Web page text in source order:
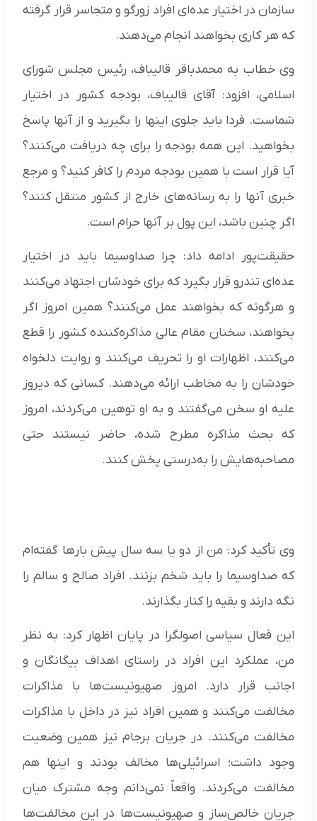
سازمان در اختیار عده‌ای افراد زورگو و متجاسر قرار گرفته
که هر کاری بخواهند انجام می‌دهند.
وی خطاب به محمدباقر قالیباف، رئیس مجلس شورای
اسلامی، افزود: آقای قالیباف، بودجه کشور در اختیار
شماست. فردا باید جلوی اینها را بگیرید و از آنها پاسخ
بخواهید. این همه بودجه را برای چه دریافت می‌کنند؟
آیا قرار است با همین بودجه مردم را کافر کنید؟ و مرجع
خبری آنها را به رسانه‌های خارج از کشور منتقل کنند؟
اگر چنین باشد، این پول بر آنها حرام است.
حقیقت‌پور ادامه داد: چرا صداوسیما باید در اختیار
عده‌ای تندرو قرار بگیرد که برای خودشان اجتهاد می‌کنند
و هرگونه که بخواهند عمل می‌کنند؟ همین امروز اگر
بخواهند، سخنان مقام عالی مذاکره‌کننده کشور را قطع
می‌کنند، اظهارات او را تحریف می‌کنند و روایت دلخواه
خودشان را به مخاطب ارائه می‌دهند. کسانی که دیروز
علیه او سخن می‌گفتند و به او توهین می‌کردند، امروز
که بحث مذاکره مطرح شده، حاضر نیستند حتی
مصاحبه‌هایش را به‌درستی پخش کنند.
وی تأکید کرد: من از دو یا سه سال پیش بارها گفته‌ام
که صداوسیما را باید شخم بزنند. افراد صالح و سالم را
نگه دارند و بقیه را کنار بگذارند.
این فعال سیاسی اصولگرا در پایان اظهار کرد: به نظر
من، عملکرد این افراد در راستای اهداف بیگانگان و
اجانب قرار دارد. امروز صهیونیست‌ها با مذاکرات
مخالفت می‌کنند و همین افراد نیز در داخل با مذاکرات
مخالفت می‌کنند. در جریان برجام نیز همین وضعیت
وجود داشت؛ اسرائیلی‌ها مخالف بودند و اینها هم
مخالفت می‌کردند. واقعاً نمی‌دانم وجه مشترک میان
جریان خالص‌ساز و صهیونیست‌ها در این مخالفت‌ها